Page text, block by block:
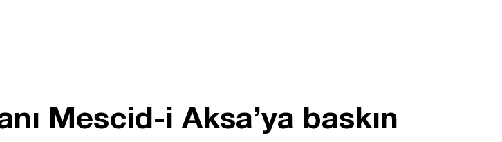
Mescid-i Aksa’ya baskın